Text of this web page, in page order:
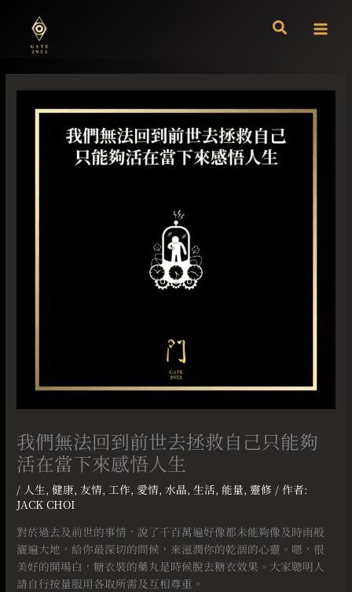
內
我們無法回到前世去拯救自己只能夠
活在當下來感悟人生
/ 人生 ,健康, 友情, 工作, 愛情, 水晶,生活, 能量,靈修 / 作者:
JACK CHOI
對於過去及前世的事情，說了千百萬遍好像都未能夠像及時雨般
灑遍大地，給你最深切的問候，來滋潤你的乾涸的心靈。嗯，很
美好的開場白，糖衣裝的藥丸是時候脫去糖衣效果。大家聰明人
請自行按量服用各取所需及互相尊重。